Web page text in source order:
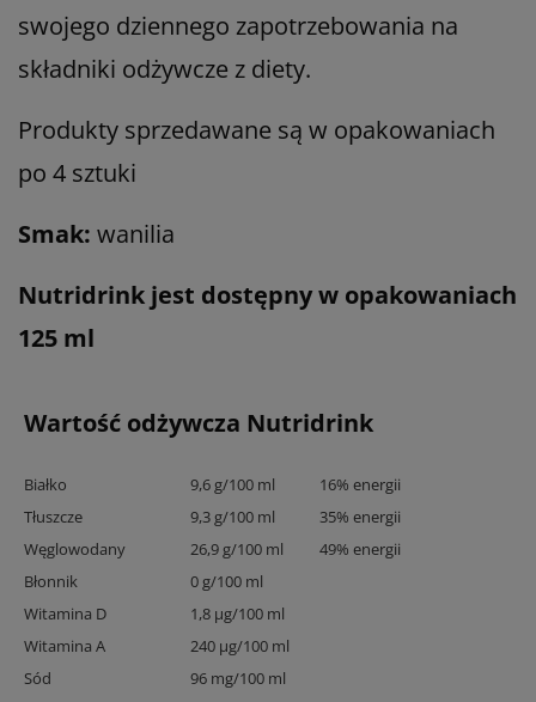
swojego dziennego zapotrzebowania na
składniki odżywcze z diety.
Produkty sprzedawane są w opakowaniach
po 4 sztuki
Smak: wanilia
Nutridrink jest dostępny w opakowaniach
125 ml
Wartość odżywcza Nutridrink
Białko 9,6 g/100 ml
16% energii
Tłuszcze
9,3 g/100 ml
35% energii
Węglowodany
26,9 g/100 ml
49% energii
Błonnik
0 g/100 ml
Witamina D
1,8 μg/100 ml
Witamina A
240 μg/100 ml
Sód
96 mg/100 ml